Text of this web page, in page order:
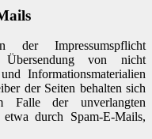
Impressumspflicht
Übersendung von nicht
Informationsmaterialien
der Seiten behalten sich
Falle der unverlangten
durch Spam-E-Mails,